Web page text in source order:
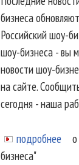
бизнеса
Российский шоу-
шоу-бизнеса - вы
новости шоу-
на сайте.
сегодня - наша
подробнее о
бизнеса"